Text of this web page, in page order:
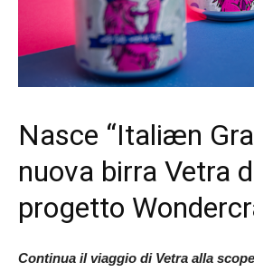
Nasce “Italiæn
nuova birra Vetra
progetto
Continua il viaggio di Vetra alla